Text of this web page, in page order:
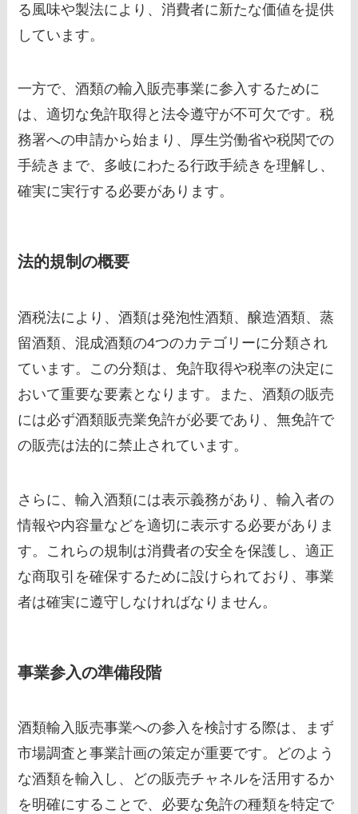
る風味や製法により、消費者に新たな価値を提供
しています。
一方で、酒類の輸入販売事業に参入するために
は、適切な免許取得と法令遵守が不可欠です。税
務署への申請から始まり、厚生労働省や税関での
手続きまで、多岐にわたる行政手続きを理解し、
確実に実行する必要があります。
法的規制の概要
酒税法により、酒類は発泡性酒類、醸造酒類、蒸
留酒類、混成酒類の4つのカテゴリーに分類され
ています。この分類は、免許取得や税率の決定に
おいて重要な要素となります。また、酒類の販売
には必ず酒類販売業免許が必要であり、無免許で
の販売は法的に禁止されています。
さらに、輸入酒類には表示義務があり、輸入者の
情報や内容量などを適切に表示する必要がありま
す。これらの規制は消費者の安全を保護し、適正
な商取引を確保するために設けられており、事業
者は確実に遵守しなければなりません。
事業参入の準備段階
酒類輸入販売事業への参入を検討する際は、まず
市場調査と事業計画の策定が重要です。どのよう
な酒類を輸入し、どの販売チャネルを活用するか
を明確にすることで、必要な免許の種類を特定で